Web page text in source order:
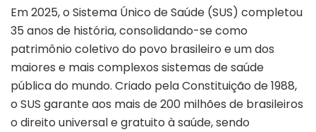
Em 2025, o Sistema Único de Saúde (SUS) completou
35 anos de história, consolidando-se como
patrimônio coletivo do povo brasileiro e um dos
maiores e mais complexos sistemas de saúde
pública do mundo. Criado pela Constituição de 1988,
o SUS garante aos mais de 200 milhões de brasileiros
o direito universal e gratuito à saúde, sendo